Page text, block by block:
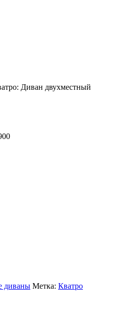
Диван двухместный
диваны Метка: Кватро